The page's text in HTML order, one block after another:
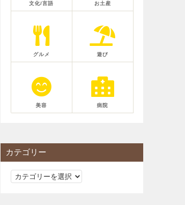
文化/言語 お土産
グルメ 遊び
美容 病院
カテゴリー
カ